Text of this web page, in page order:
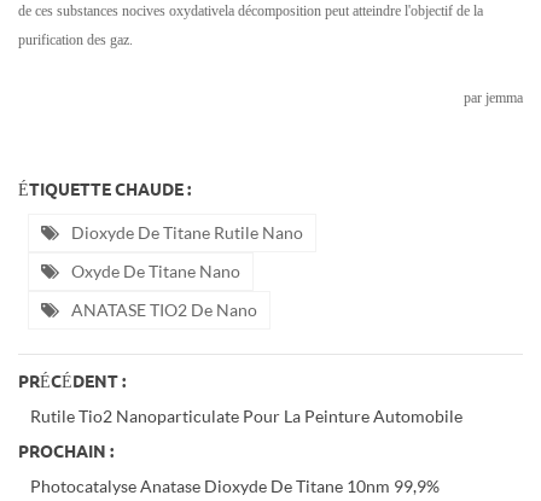
de ces substances nocives oxydativela décomposition peut atteindre l'objectif de la
purification des gaz.
par jemma
ÉTIQUETTE CHAUDE :
Dioxyde De Titane Rutile Nano
Oxyde De Titane Nano
ANATASE TIO2 De Nano
PRÉCÉDENT :
Rutile Tio2 Nanoparticulate Pour La Peinture Automobile
PROCHAIN :
Photocatalyse Anatase Dioxyde De Titane 10nm 99,9%